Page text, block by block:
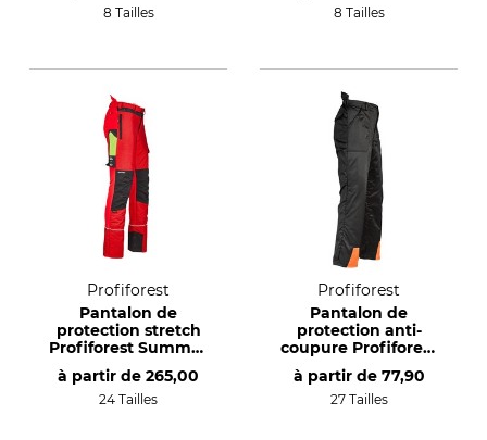
8 Tailles 8 Tailles
Profiforest
Pantalon de
protection stretch
Profiforest Summer
avec guêtres
à partir de 265,00
24 Tailles
Profiforest
Pantalon de
protection anti-
coupure Profiforest
Forest
à partir de 77,90
27 Tailles